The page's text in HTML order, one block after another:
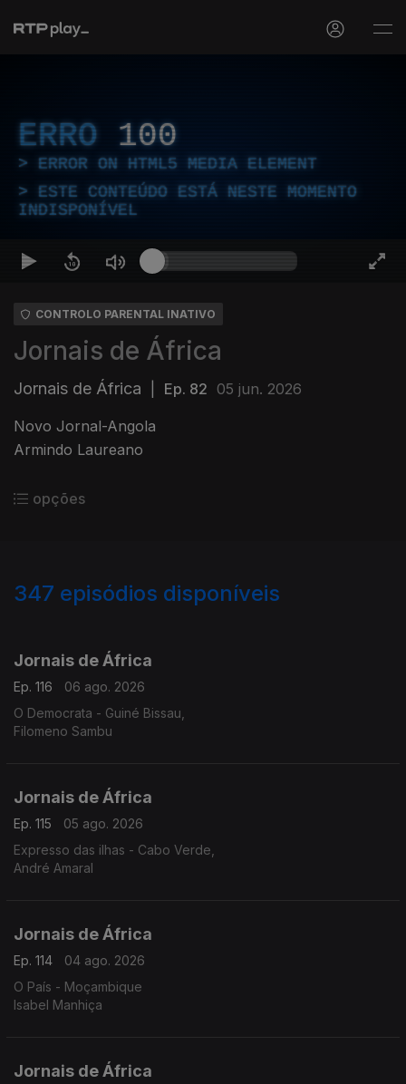
ERRO 100
ERROR ON HTML5 MEDIA ELEMENT
ESTE CONTEÚDO ESTÁ NESTE MOMENTO
INDISPONÍVEL
CONTROLO PARENTAL INATIVO
Jornais de África
Jornais de África Ep. 82 05 jun. 2026
Novo Jornal-Angola
Armindo Laureano
opções
347 episódios disponíveis
Jornais de África
Ep. 116
06 ago. 2026
O Democrata - Guiné Bissau,
Filomeno Sambu
Jornais de África
Ep. 115
05 ago. 2026
Expresso das ilhas - Cabo Verde,
André Amaral
Jornais de África
Ep. 114
04 ago. 2026
O País - Moçambique
Isabel Manhiça
Jornais de África